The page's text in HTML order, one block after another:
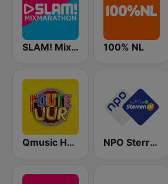
SLAM! Mixmarathon 100% NL
Qmusic Het Foute Uur NPO Sterren